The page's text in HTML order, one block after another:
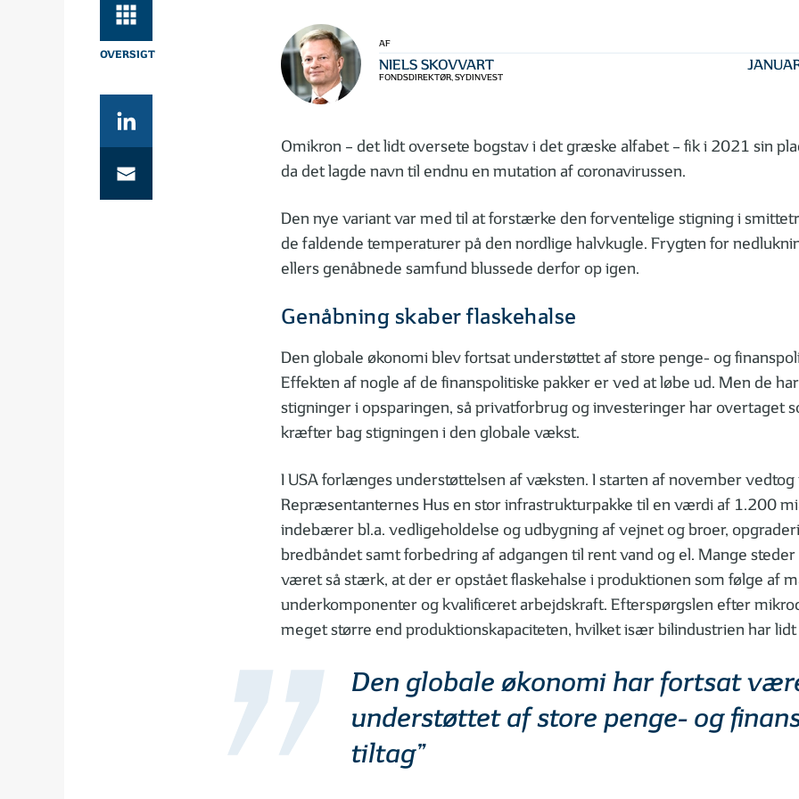
AF
NIELS SKOVVART
FONDSDIREKTØR, SYDINVEST
Omikron – det lidt oversete bogstav i det græske alfabet – fik i 2021 sin
da det lagde navn til endnu en mutation af coronavirussen.
Den nye variant var med til at forstærke den forventelige stigning i
de faldende temperaturer på den nordlige halvkugle. Frygten for
ellers genåbnede samfund blussede derfor op igen.
Genåbning skaber flaskehalse
Den globale økonomi blev fortsat understøttet af store penge- og
Effekten af nogle af de finanspolitiske pakker er ved at løbe ud. Men de
stigninger i opsparingen, så privatforbrug og investeringer har overtaget
kræfter bag stigningen i den globale vækst.
I USA forlænges understøttelsen af væksten. I starten af november vedtog
Repræsentanternes Hus en stor infrastrukturpakke til en værdi af 1.200
indebærer bl.a. vedligeholdelse og udbygning af vejnet og broer,
bredbåndet samt forbedring af adgangen til rent vand og el. Mange
været så stærk, at der er opstået flaskehalse i produktionen som følge af
underkomponenter og kvalificeret arbejdskraft. Efterspørgslen efter
meget større end produktionskapaciteten, hvilket især bilindustrien har lidt
Den globale økonomi har fortsat
understøttet af store penge- og
tiltag”